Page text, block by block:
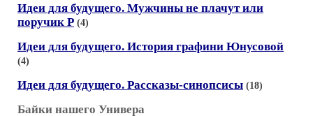
Идеи для будущего. Мужчины не плачут или
поручик Р (4)
Идеи для будущего. История графини Юнусовой
(4)
Идеи для будущего. Рассказы-синопсисы (18)
Байки нашего Универа